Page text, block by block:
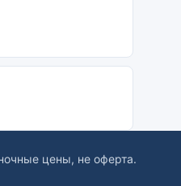
цены, не оферта.